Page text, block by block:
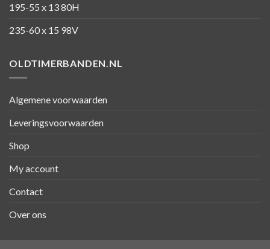
195-55 x 13 80H
235-60 x 15 98V
OLDTIMERBANDEN.NL
Algemene voorwaarden
Leveringsvoorwaarden
Shop
My account
Contact
Over ons